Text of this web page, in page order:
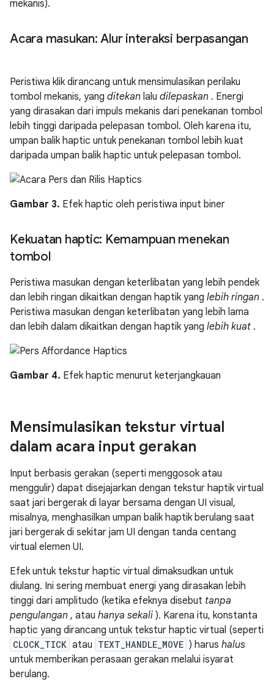
mekanis).
Acara masukan: Alur interaksi berpasangan
Peristiwa klik dirancang untuk mensimulasikan perilaku
tombol mekanis, yang ditekan lalu dilepaskan . Energi
yang dirasakan dari impuls mekanis dari penekanan tombol
lebih tinggi daripada pelepasan tombol. Oleh karena itu,
umpan balik haptic untuk penekanan tombol lebih kuat
daripada umpan balik haptic untuk pelepasan tombol.
Gambar 3. Efek haptic oleh peristiwa input biner
Kekuatan haptic: Kemampuan menekan
tombol
Peristiwa masukan dengan keterlibatan yang lebih pendek
dan lebih ringan dikaitkan dengan haptik yang lebih ringan .
Peristiwa masukan dengan keterlibatan yang lebih lama
dan lebih dalam dikaitkan dengan haptik yang lebih kuat .
Gambar 4. Efek haptic menurut keterjangkauan
Mensimulasikan tekstur virtual
dalam acara input gerakan
Input berbasis gerakan (seperti menggosok atau
menggulir) dapat disejajarkan dengan tekstur haptik virtual
saat jari bergerak di layar bersama dengan UI visual,
misalnya, menghasilkan umpan balik haptik berulang saat
jari bergerak di sekitar jam UI dengan tanda centang
virtual elemen UI.
Efek untuk tekstur haptic virtual dimaksudkan untuk
diulang. Ini sering membuat energi yang dirasakan lebih
tinggi dari amplitudo (ketika efeknya disebut tanpa
pengulangan , atau hanya sekali ). Karena itu, konstanta
haptic yang dirancang untuk tekstur haptic virtual (seperti
CLOCK_TICK atau TEXT_HANDLE_MOVE ) harus halus
untuk memberikan perasaan gerakan melalui isyarat
berulang.